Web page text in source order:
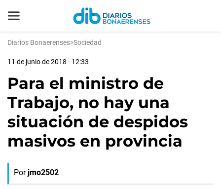
Diarios Bonaerenses>Sociedad
11 de junio de 2018 - 12:33
Para el ministro de
Trabajo, no hay una
situación de despidos
masivos en provincia
Por jmo2502